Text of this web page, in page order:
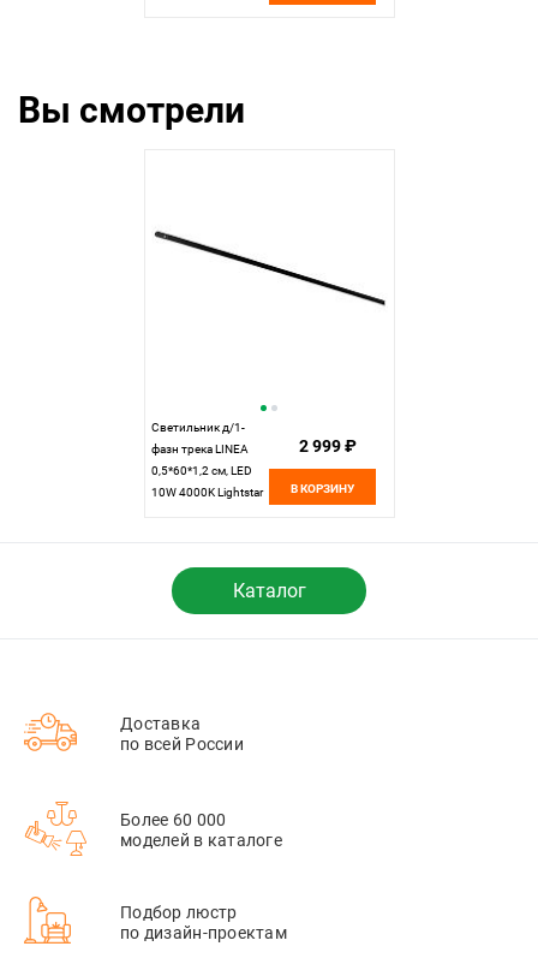
Вы смотрели
Светильник д/1-
фазн трека LINEA
0,5*60*1,2 см, LED
10W 4000K Lightstar
2 999 ₽
В КОРЗИНУ
Каталог
Доставка
по всей России
Более 60 000
моделей в каталоге
Подбор люстр
по дизайн-проектам